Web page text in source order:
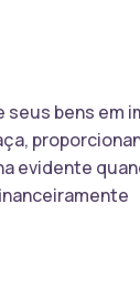
bens em
evidente